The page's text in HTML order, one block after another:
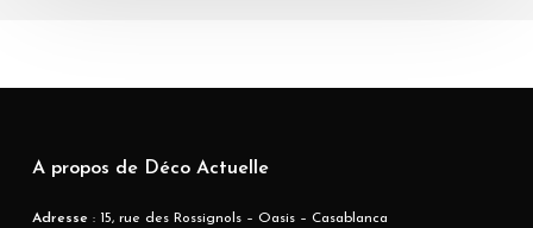
A propos de Déco Actuelle
Adresse : 15, rue des Rossignols – Oasis – Casablanca